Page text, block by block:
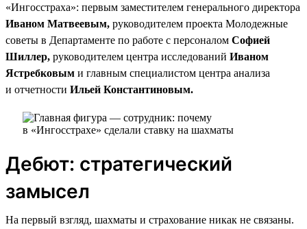
«Ингосстраха»: первым заместителем генерального директора
Иваном Матвеевым, руководителем проекта Молодежные
советы в Департаменте по работе с персоналом Софией
Шиллер, руководителем центра исследований Иваном
Ястребковым и главным специалистом центра анализа
и отчетности Ильей Константиновым.
Дебют: стратегический
замысел
На первый взгляд, шахматы и страхование никак не связаны.